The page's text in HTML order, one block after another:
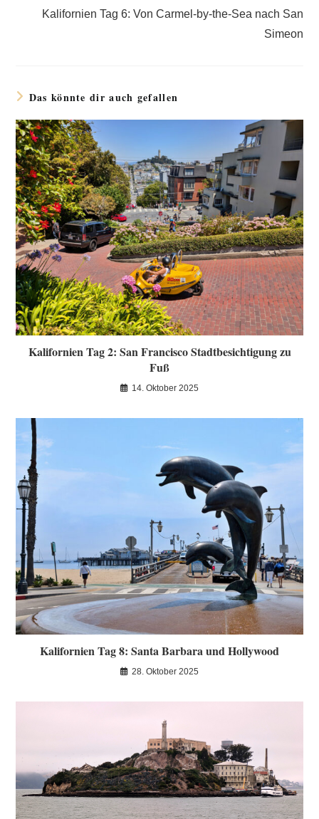
Kalifornien Tag 6: Von Carmel-by-the-Sea nach San
Simeon
Das könnte dir auch gefallen
Kalifornien Tag 2: San Francisco Stadtbesichtigung zu
Fuß
14. Oktober 2025
Kalifornien Tag 8: Santa Barbara und Hollywood
28. Oktober 2025